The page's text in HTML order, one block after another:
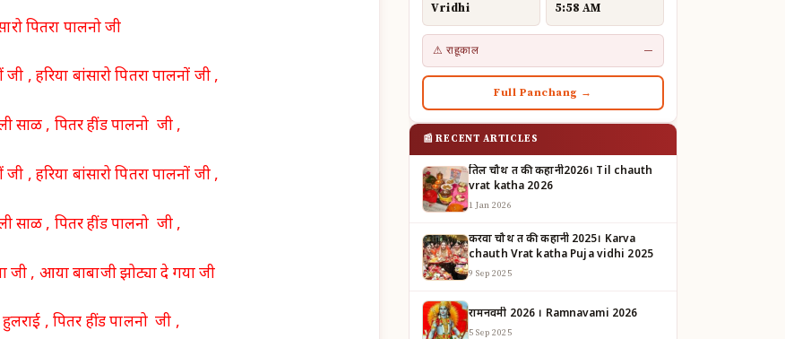
पितरा पालनो जी
जी , हरिया बांसारो पितरा पालनों जी ,
साळ , पितर हींड पालनो जी ,
जी , हरिया बांसारो पितरा पालनों जी ,
साळ , पितर हींड पालनो जी ,
जी , आया बाबाजी झोट्या दे गया जी
, पितर हींड पालनो जी ,
Vridhi 5:58 AM
⚠ राहूकाल —
Full Panchang →
📰 RECENT ARTICLES
तिल चौथ व्रत की कहानी2026। Til chauth
vrat katha 2026
1 Jan 2026
करवा चौथ व्रत की कहानी 2025। Karva
chauth Vrat katha Puja vidhi 2025
9 Sep 2025
रामनवमी 2026 । Ramnavami 2026
5 Sep 2025